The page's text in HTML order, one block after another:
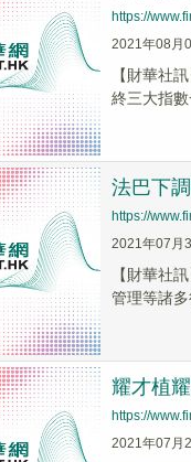
https://
2021年08月
【財華社
終三大指
法巴下
https://
2021年07月
【財華社
管理等諸多
耀才植
https://
2021年07月